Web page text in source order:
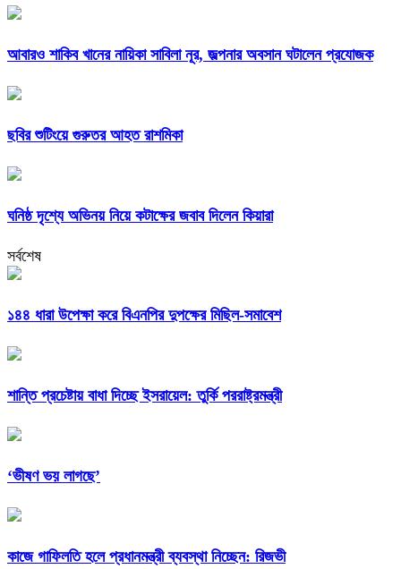
আবারও শাকিব খানের নায়িকা সাবিলা নূর, জল্পনার অবসান ঘটালেন প্রযোজক
ছবির শুটিংয়ে গুরুতর আহত রাশমিকা
ঘনিষ্ঠ দৃশ্যে অভিনয় নিয়ে কটাক্ষের জবাব দিলেন কিয়ারা
সর্বশেষ
১৪৪ ধারা উপেক্ষা করে বিএনপির দুপক্ষের মিছিল-সমাবেশ
শান্তি প্রচেষ্টায় বাধা দিচ্ছে ইসরায়েল: তুর্কি পররাষ্ট্রমন্ত্রী
‘ভীষণ ভয় লাগছে’
কাজে গাফিলতি হলে প্রধানমন্ত্রী ব্যবস্থা নিচ্ছেন: রিজভী